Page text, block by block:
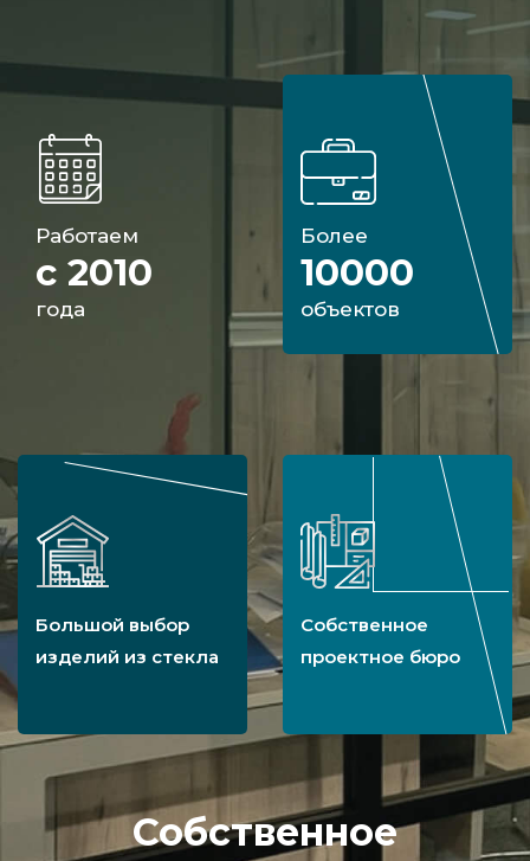
Работаем
с 2010
года
Более
10000
объектов
Большой выбор
изделий из стекла
Собственное
проектное бюро
Собственное